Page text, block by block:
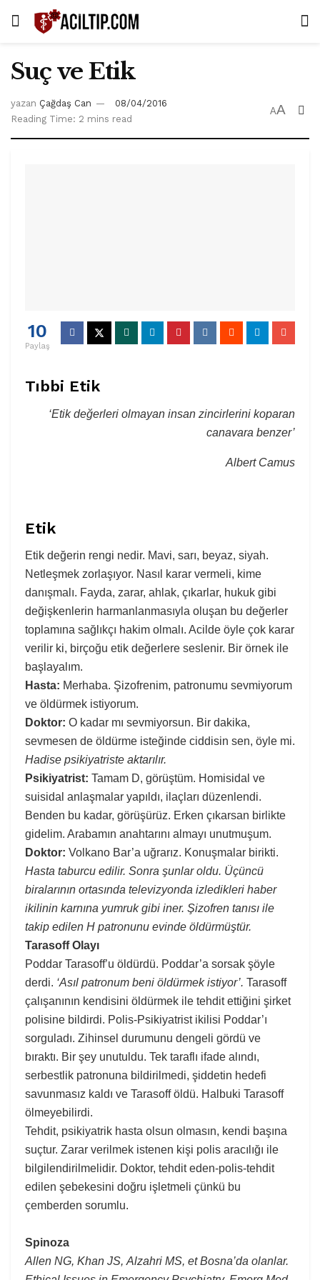
Suç ve Etik
yazan Çağdaş Can
08/04/2016
Reading Time: 2 mins read
AA
10
Paylaş
Tıbbi Etik
‘Etik değerleri olmayan insan zincirlerini koparan
canavara benzer’
Albert Camus
Etik
Etik değerin rengi nedir. Mavi, sarı, beyaz, siyah.
Netleşmek zorlaşıyor. Nasıl karar vermeli, kime
danışmalı. Fayda, zarar, ahlak, çıkarlar, hukuk gibi
değişkenlerin harmanlanmasıyla oluşan bu değerler
toplamına sağlıkçı hakim olmalı. Acilde öyle çok karar
verilir ki, birçoğu etik değerlere seslenir. Bir örnek ile
başlayalım.
Hasta: Merhaba. Şizofrenim, patronumu sevmiyorum
ve öldürmek istiyorum.
Doktor: O kadar mı sevmiyorsun. Bir dakika,
sevmesen de öldürme isteğinde ciddisin sen, öyle mi.
Hadise psikiyatriste aktarılır.
Psikiyatrist: Tamam D, görüştüm. Homisidal ve
suisidal anlaşmalar yapıldı, ilaçları düzenlendi.
Benden bu kadar, görüşürüz. Erken çıkarsan birlikte
gidelim. Arabamın anahtarını almayı unutmuşum.
Doktor: Volkano Bar’a uğrarız. Konuşmalar birikti.
Hasta taburcu edilir. Sonra şunlar oldu. Üçüncü
biralarının ortasında televizyonda izledikleri haber
ikilinin karnına yumruk gibi iner. Şizofren tanısı ile
takip edilen H patronunu evinde öldürmüştür.
Tarasoff Olayı
Poddar Tarasoff’u öldürdü. Poddar’a sorsak şöyle
derdi. ‘Asıl patronum beni öldürmek istiyor’. Tarasoff
çalışanının kendisini öldürmek ile tehdit ettiğini şirket
polisine bildirdi. Polis-Psikiyatrist ikilisi Poddar’ı
sorguladı. Zihinsel durumunu dengeli gördü ve
bıraktı. Bir şey unutuldu. Tek taraflı ifade alındı,
serbestlik patronuna bildirilmedi, şiddetin hedefi
savunmasız kaldı ve Tarasoff öldü. Halbuki Tarasoff
ölmeyebilirdi.
Tehdit, psikiyatrik hasta olsun olmasın, kendi başına
suçtur. Zarar verilmek istenen kişi polis aracılığı ile
bilgilendirilmelidir. Doktor, tehdit eden-polis-tehdit
edilen şebekesini doğru işletmeli çünkü bu
çemberden sorumlu.
Spinoza
Allen NG, Khan JS, Alzahri MS, et Bosna’da olanlar.